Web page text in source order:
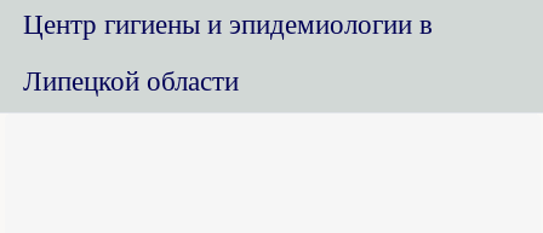
Центр гигиены и эпидемиологии в
Липецкой области